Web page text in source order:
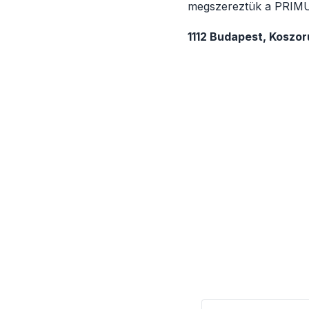
megszereztük a
1112 Budapest,